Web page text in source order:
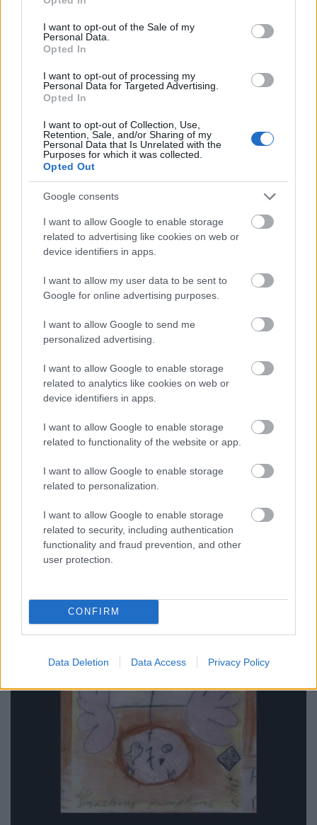
use your data for below specified purposes in below Google
consent section.
I want to opt-out of the Sale of my
Personal Data.
Opted In
I want to opt-out of processing my
Personal Data for Targeted Advertising.
Opted In
I want to opt-out of Collection, Use,
Retention, Sale, and/or Sharing of my
Personal Data that Is Unrelated with the
Purposes for which it was collected.
Opted Out
Google consents
I want to allow Google to enable storage
related to advertising like cookies on web or
device identifiers in apps.
I want to allow my user data to be sent to
Google for online advertising purposes.
I want to allow Google to send me
personalized advertising.
I want to allow Google to enable storage
related to analytics like cookies on web or
device identifiers in apps.
I want to allow Google to enable storage
related to functionality of the website or app.
I want to allow Google to enable storage
related to personalization.
I want to allow Google to enable storage
related to security, including authentication
functionality and fraud prevention, and other
user protection.
CONFIRM
Data Deletion Data Access Privacy Policy
40 éves egy jó minőségű audio
koncertfelvétel a Black Celebration
Tourról: 1986 Fréjus!
2026. augusztus 04.
válogatás!
Ma 3 éve került a boltokba a SOUNDS OF THE
UNIVERSE | THE 12'' SINGLES vinylbox. Jöjjön most
róla az egyik kedvenc mixem, a Fragile Tension (Kris